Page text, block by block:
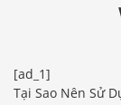
[ad_1]
Tại Sao Nên Sử